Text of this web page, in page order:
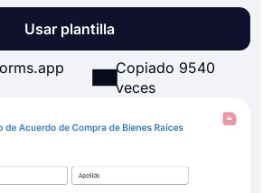
Usar plantilla
Copiado 9540
veces